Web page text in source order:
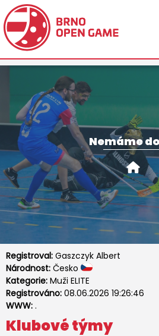
Nemáme
Registroval: Gaszczyk Albert
Národnost: Česko
Kategorie: Muži ELITE
Registrováno: 08.06.2026 19:26:46
WWW: .
Klubové týmy